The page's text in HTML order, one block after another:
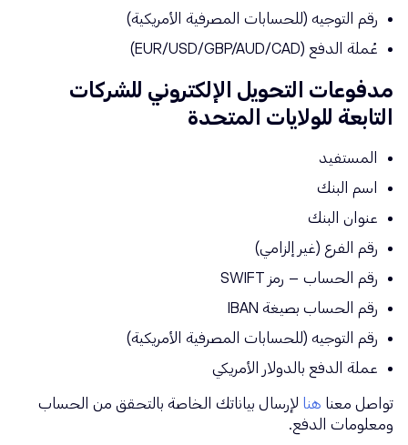
رقم التوجيه (للحسابات المصرفية الأمريكية)
عُملة الدفع (EUR/USD/GBP/AUD/CAD)
مدفوعات التحويل الإلكتروني للشركات
التابعة للولايات المتحدة
المستفيد
اسم البنك
عنوان البنك
رقم الفرع (غير إلزامي)
رقم الحساب – رمز SWIFT
رقم الحساب بصيغة IBAN
رقم التوجيه (للحسابات المصرفية الأمريكية)
عملة الدفع بالدولار الأمريكي
تواصل معنا هنا لإرسال بياناتك الخاصة بالتحقق من الحساب
ومعلومات الدفع.